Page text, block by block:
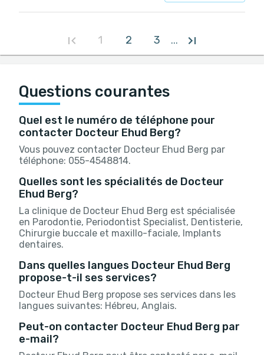
1 2 3 ...
Questions courantes
Quel est le numéro de téléphone pour
contacter Docteur Ehud Berg?
Vous pouvez contacter Docteur Ehud Berg par
téléphone: 055-4548814.
Quelles sont les spécialités de Docteur
Ehud Berg?
La clinique de Docteur Ehud Berg est spécialisée
en Parodontie, Periodontist Specialist, Dentisterie,
Chirurgie buccale et maxillo-faciale, Implants
dentaires.
Dans quelles langues Docteur Ehud Berg
propose-t-il ses services?
Docteur Ehud Berg propose ses services dans les
langues suivantes: Hébreu, Anglais.
Peut-on contacter Docteur Ehud Berg par
e-mail?